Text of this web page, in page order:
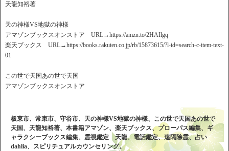
天龍知裕著
天の神様VS地獄の神様
アマゾンブックスオンストア URL→https://amzn.to/2HAIlgq
楽天ブックス URL→https://books.rakuten.co.jp/rb/15873615/?l-id=search-c-item-text-
01
この世で天国あの世で天国
アマゾンブックスオンストア
板東市、常束市、守谷市、天の神様VS地獄の神様、この世で天国あの世で
天国、天龍知裕著、本書籍アマゾン、楽天ブックス、プローパス編集、ギ
ャラクシーブックス編集、霊視鑑定 天龍、電話鑑定、遠隔除霊、占い
dahlia、スピリチュアルカウンセリング。